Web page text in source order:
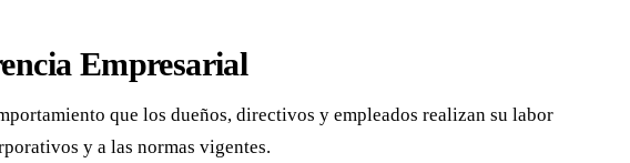
Empresarial
que los dueños, directivos y empleados realizan su labor
y a las normas vigentes.